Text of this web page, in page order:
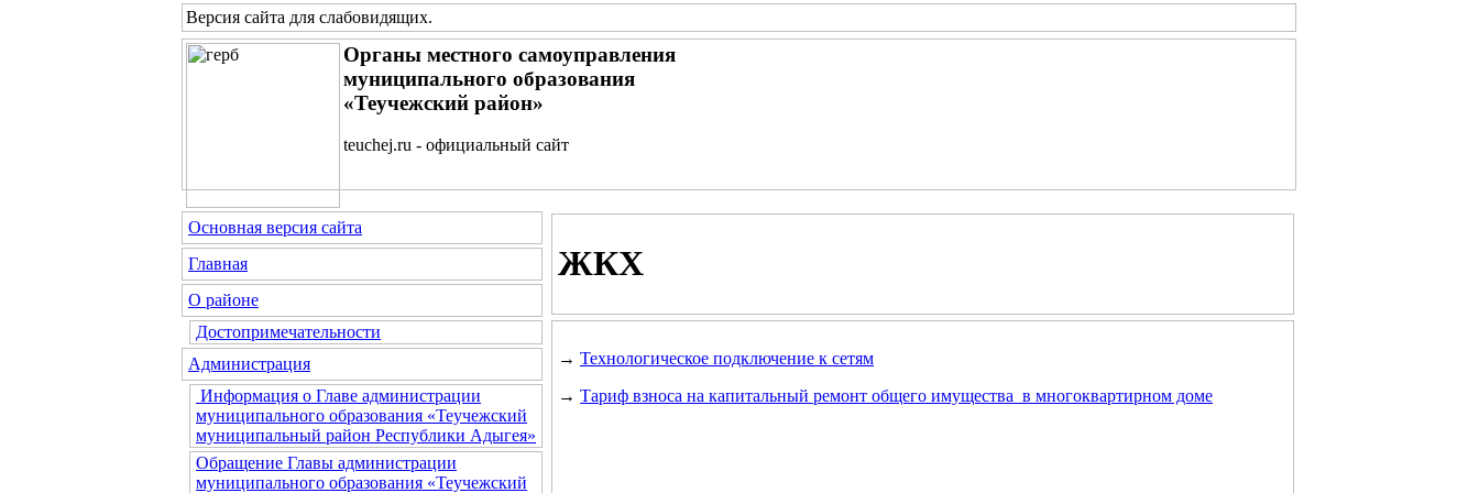
Версия сайта для слабовидящих.
Органы местного самоуправления
муниципального образования
«Теучежский район»
teuchej.ru - официальный сайт
Основная версия сайта
Главная
О районе
Достопримечательности
Администрация
Информация о Главе администрации
муниципального образования «Теучежский
муниципальный район Республики Адыгея»
Обращение Главы администрации
муниципального образования «Теучежский
ЖКХ
→ Технологическое подключение к сетям
→ Тариф взноса на капитальный ремонт общего имущества в многоквартирном доме